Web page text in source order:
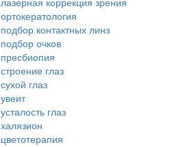
ортокератология
подбор контактных линз
подбор очков
пресбиопия
строение глаз
сухой глаз
увеит
усталость глаз
халязион
цветотерапия